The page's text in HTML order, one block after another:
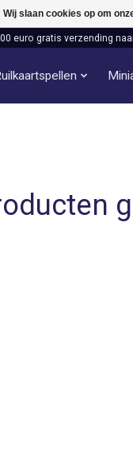
euro gratis verzending
Wij slaan cookies op om